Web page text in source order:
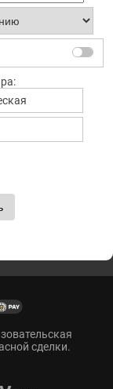
сделки.